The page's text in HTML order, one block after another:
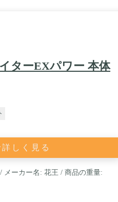
ターEXパワー 本体
しく見る
メーカー名: 花王 / 商品の重量: